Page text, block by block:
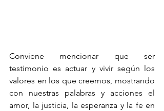
Conviene mencionar que ser
testimonio es actuar y vivir según los
valores en los que creemos, mostrando
con nuestras palabras y acciones el
amor, la justicia, la esperanza y la fe en